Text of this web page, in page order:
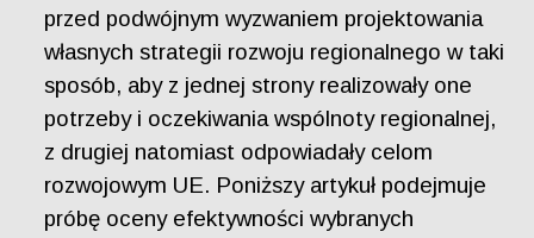
przed podwójnym wyzwaniem projektowania
własnych strategii rozwoju regionalnego w taki
sposób, aby z jednej strony realizowały one
potrzeby i oczekiwania wspólnoty regionalnej,
z drugiej natomiast odpowiadały celom
rozwojowym UE. Poniższy artykuł podejmuje
próbę oceny efektywności wybranych